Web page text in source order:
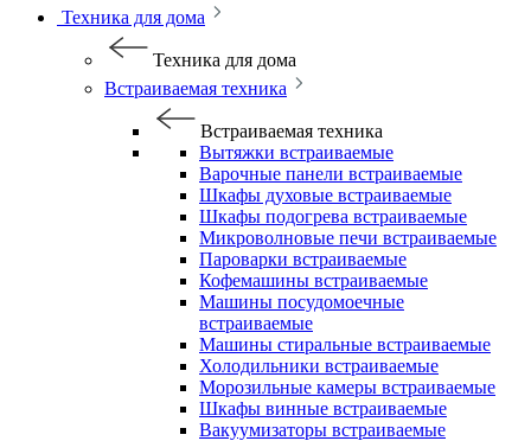
Техника для дома
Техника для дома
Встраиваемая техника
Встраиваемая техника
Вытяжки встраиваемые
Варочные панели встраиваемые
Шкафы духовые встраиваемые
Шкафы подогрева встраиваемые
Микроволновые печи встраиваемые
Пароварки встраиваемые
Кофемашины встраиваемые
Машины посудомоечные
встраиваемые
Машины стиральные встраиваемые
Холодильники встраиваемые
Морозильные камеры встраиваемые
Шкафы винные встраиваемые
Вакуумизаторы встраиваемые